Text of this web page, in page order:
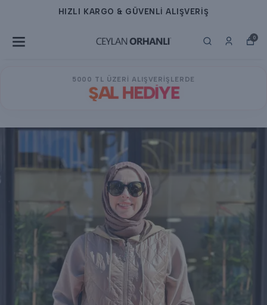
HIZLI KARGO & GÜVENLİ ALIŞVERİŞ
0
5000 TL ÜZERİ ALIŞVERİŞLERDE
ŞAL HEDİYE